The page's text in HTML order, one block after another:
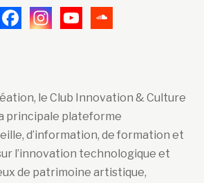
le Club Innovation & Culture
principale plateforme
d’information, de formation et
l’innovation technologique et
de patrimoine artistique,